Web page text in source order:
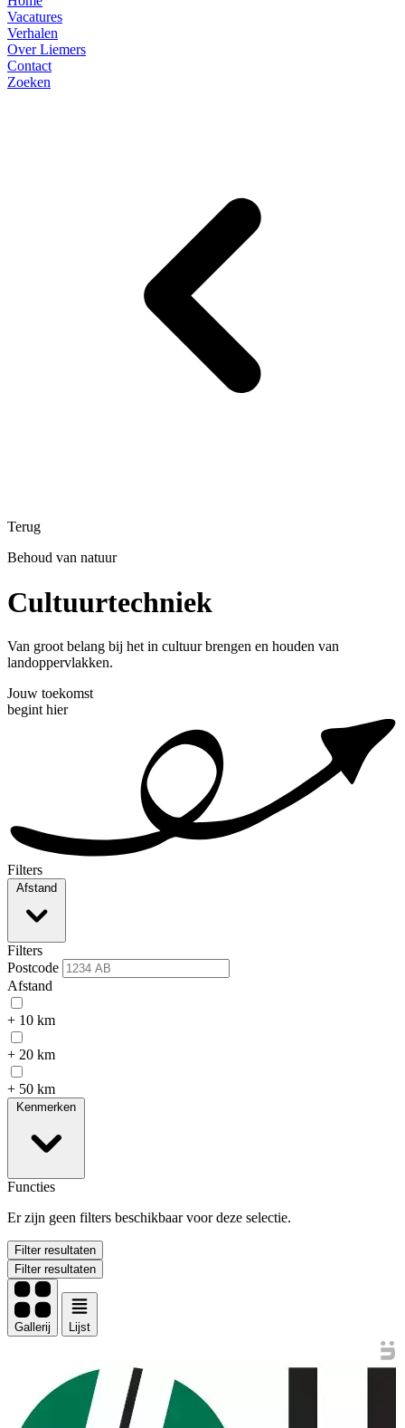
Vacatures
Verhalen
Over Liemers
Contact
Zoeken
Terug
Behoud van natuur
Cultuurtechniek
Van groot belang bij het in cultuur brengen en houden van
landoppervlakken.
Jouw toekomst
begint hier
Filters
Afstand
Filters
Postcode
Afstand
+ 10 km
+ 20 km
+ 50 km
Kenmerken
Functies
Er zijn geen filters beschikbaar voor deze selectie.
Filter resultaten
Filter resultaten
Gallerij Lijst